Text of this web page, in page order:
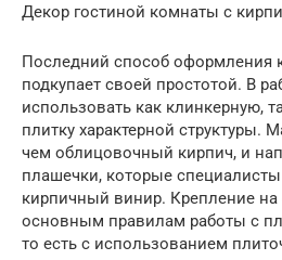
Декор гостиной комнаты с
Последний способ оформления
подкупает своей простотой. В
использовать как клинкерную,
плитку характерной структуры.
чем облицовочный кирпич, и
плашечки, которые
кирпичный винир. Крепление на
основным правилам работы с
то есть с использованием